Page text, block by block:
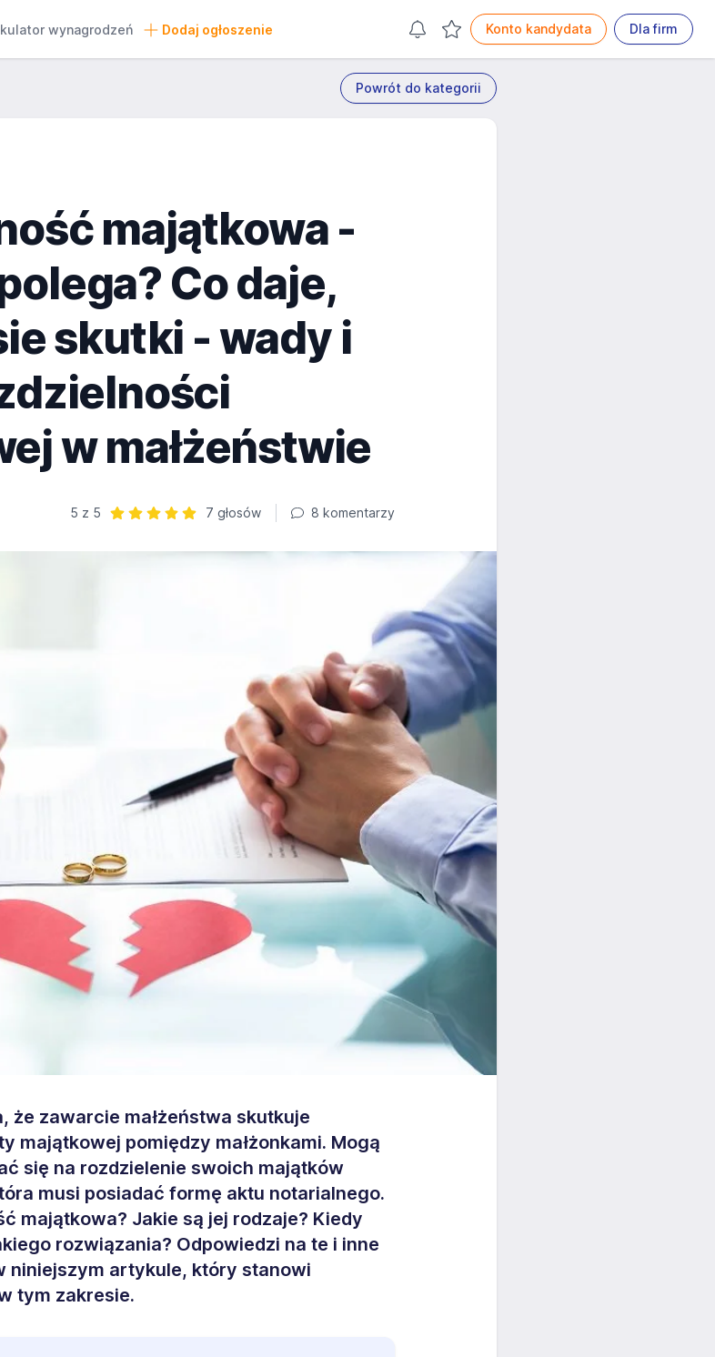
wynagrodzeń Dodaj ogłoszenie Konto kandydata Dla firm
Powrót do kategorii
majątkowa -
Co daje,
skutki - wady i
w małżeństwie
5 z 5
7 głosów 8 komentarzy
że zawarcie małżeństwa skutkuje
majątkowej pomiędzy małżonkami. Mogą
się na rozdzielenie swoich majątków
musi posiadać formę aktu notarialnego.
majątkowa? Jakie są jej rodzaje? Kiedy
rozwiązania? Odpowiedzi na te i inne
niniejszym artykule, który stanowi
tym zakresie.